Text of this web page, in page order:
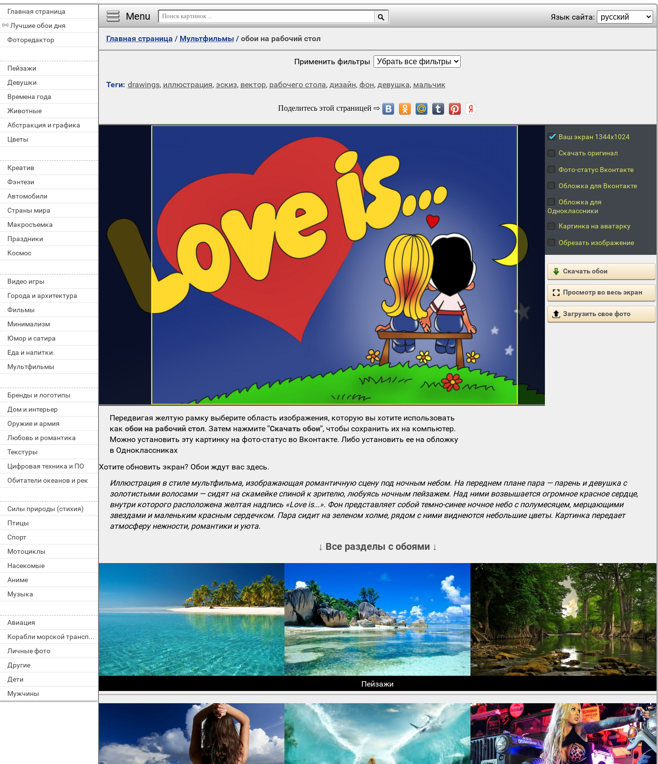
Главная страница
Лучшие обои дня
Фоторедактор
Пейзажи
Девушки
Времена года
Животные
Абстракция и графика
Цветы
Креатив
Фэнтези
Автомобили
Страны мира
Макросъемка
Праздники
Космос
Видео игры
Города и архитектура
Фильмы
Минимализм
Юмор и сатира
Еда и напитки
Мультфильмы
Бренды и логотипы
Дом и интерьер
Оружие и армия
Любовь и романтика
Текстуры
Цифровая техника и ПО
Обитатели океанов и рек
Силы природы (стихия)
Птицы
Спорт
Мотоциклы
Насекомые
Аниме
Музыка
Авиация
Корабли морской транспорт
Личные фото
Другие
Дети
Мужчины
Menu Язык сайта:
Главная страница / Мультфильмы/ обои на рабочий стол
Применить фильтры
Теги: drawings, иллюстрация, эскиз, вектор, рабочего стола, дизайн, фон, девушка, мальчик
Ваш экран 1344x1024
Скачать оригинал
Фото-статус Вконтакте
Обложка для Вконтакте
Обложка для
Одноклассники
Картинка на аватарку
Обрезать изображение
Скачать обои
Просмотр во весь экран
Загрузить свое фото
Передвигая желтую рамку выберите область изображения, которую вы хотите использовать
какобои на рабочий стол. Затем нажмите"Скачать обои", чтобы сохранить их на компьютер.
Можно установить эту картинку на фото-статус во Вконтакте. Либо установить ее на обложку
в Одноклассниках
Хотите обновить экран? Обои ждут вас здесь.
Иллюстрация в стиле мультфильма, изображающая романтичную сцену под ночным небом. На переднем плане пара — парень и девушка с
золотистыми волосами — сидят на скамейке спиной к зрителю, любуясь ночным пейзажем. Над ними возвышается огромное красное сердце,
внутри которого расположена желтая надпись «Love is...». Фон представляет собой темно-синее ночное небо с полумесяцем, мерцающими
звездами и маленьким красным сердечком. Пара сидит на зеленом холме, рядом с ними виднеются небольшие цветы. Картинка передает
атмосферу нежности, романтики и уюта.
↓ Все разделы с обоями ↓
Пейзажи